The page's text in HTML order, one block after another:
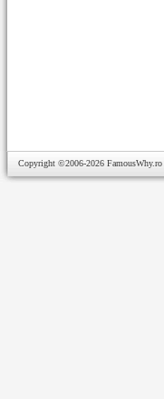
Copyright ©2006-2026 FamousWhy.ro